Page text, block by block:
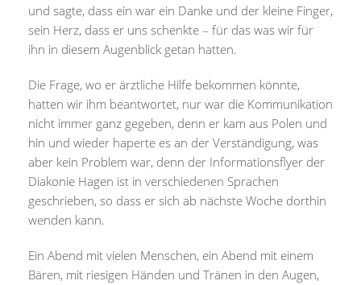
und sagte, dass ein war ein Danke und der kleine Finger,
sein Herz, dass er uns schenkte – für das was wir für
ihn in diesem Augenblick getan hatten.
Die Frage, wo er ärztliche Hilfe bekommen könnte,
hatten wir ihm beantwortet, nur war die Kommunikation
nicht immer ganz gegeben, denn er kam aus Polen und
hin und wieder haperte es an der Verständigung, was
aber kein Problem war, denn der Informationsflyer der
Diakonie Hagen ist in verschiedenen Sprachen
geschrieben, so dass er sich ab nächste Woche dorthin
wenden kann.
Ein Abend mit vielen Menschen, ein Abend mit einem
Bären, mit riesigen Händen und Tränen in den Augen,